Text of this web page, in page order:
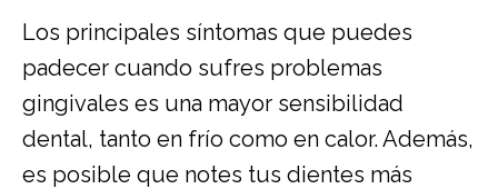
Los principales síntomas que puedes
padecer cuando sufres problemas
gingivales es una mayor sensibilidad
dental, tanto en frío como en calor. Además,
es posible que notes tus dientes más